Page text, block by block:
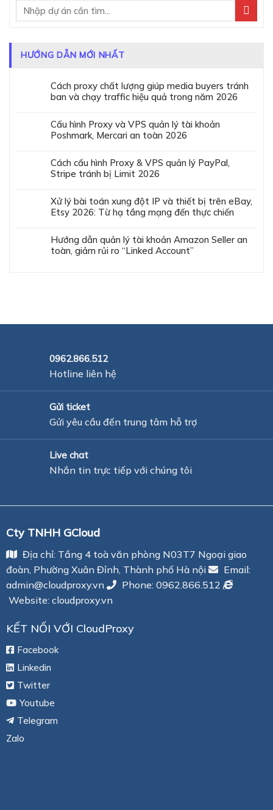
HƯỚNG DẪN MỚI NHẤT
Cách proxy chất lượng giúp media buyers tránh
ban và chạy traffic hiệu quả trong năm 2026
Cấu hình Proxy và VPS quản lý tài khoản
Poshmark, Mercari an toàn 2026
Cách cấu hình Proxy & VPS quản lý PayPal,
Stripe tránh bị Limit 2026
Xử lý bài toán xung đột IP và thiết bị trên eBay,
Etsy 2026: Từ hạ tầng mạng đến thực chiến
Hướng dẫn quản lý tài khoản Amazon Seller an
toàn, giảm rủi ro “Linked Account”
0962.866.512
Hotline liên hệ
Gửi ticket
Gửi yêu cầu đến trung tâm hỗ trợ
Live chat
Nhắn tin trực tiếp với chúng tôi
Cty TNHH GCloud
Địa chỉ: Tầng 4 toà văn phòng N03T7 Ngoại giao
đoàn, Phường Xuân Đỉnh, Thành phố Hà nội
Email:
admin@cloudproxy.vn
Phone: 0962.866.512
Website: cloudproxy.vn
KẾT NỐI VỚI CloudProxy
Facebook
Linkedin
Twitter
Youtube
Telegram
Zalo